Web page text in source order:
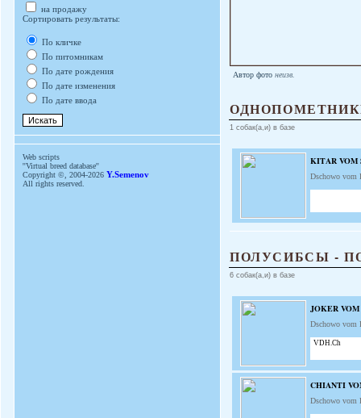
на продажу
Сортировать результаты:
По кличке
По питомникам
По дате рождения
По дате изменения
По дате ввода
Web scripts
''Virtual breed database''
Copyright ©, 2004-2026 Y.Semenov
All rights reserved.
Автор фото неизв.
1 собак(а,и) в базе
KITAR VOM
Dschowo vom
ПОЛУСИБСЫ -
6 собак(а,и) в базе
JOKER
Dschowo vom
VDH.Ch
CHIANTI
Dschowo vom